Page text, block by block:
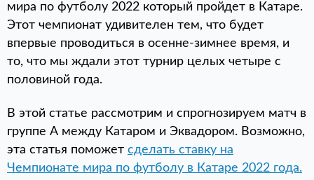
мира по футболу 2022 который пройдет в Катаре.
Этот чемпионат удивителен тем, что будет
впервые проводиться в осенне-зимнее время, и
то, что мы ждали этот турнир целых четыре с
половиной года.
В этой статье рассмотрим и спрогнозируем матч в
группе А между Катаром и Эквадором. Возможно,
эта статья поможет сделать ставку на
Чемпионате мира по футболу в Катаре 2022 года.